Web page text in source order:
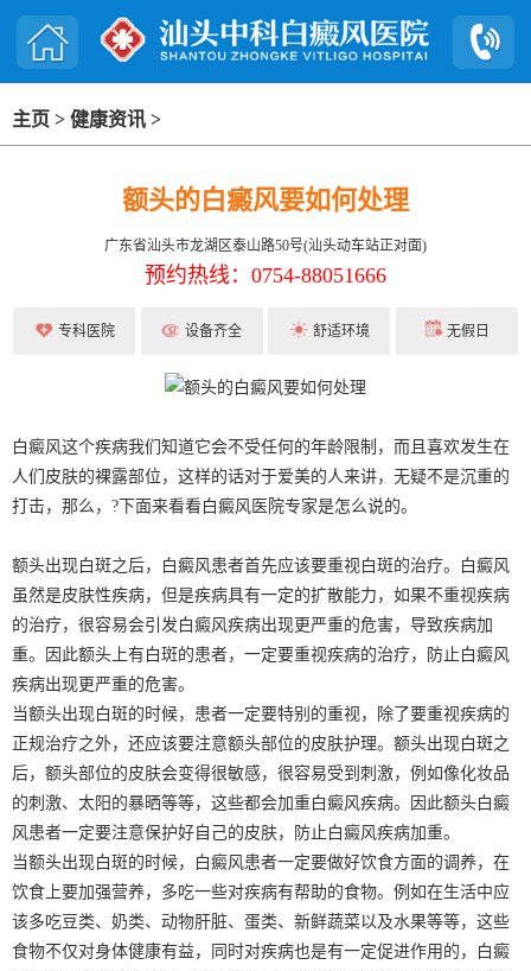
主页 > 健康资讯 >
额头的白癜风要如何处理
广东省汕头市龙湖区泰山路50号(汕头动车站正对面)
预约热线：0754-88051666
专科医院 设备齐全 舒适环境 无假日
白癜风这个疾病我们知道它会不受任何的年龄限制，而且喜欢发生在
人们皮肤的裸露部位，这样的话对于爱美的人来讲，无疑不是沉重的
打击，那么，?下面来看看白癜风医院专家是怎么说的。
额头出现白斑之后，白癜风患者首先应该要重视白斑的治疗。白癜风
虽然是皮肤性疾病，但是疾病具有一定的扩散能力，如果不重视疾病
的治疗，很容易会引发白癜风疾病出现更严重的危害，导致疾病加
重。因此额头上有白斑的患者，一定要重视疾病的治疗，防止白癜风
疾病出现更严重的危害。
当额头出现白斑的时候，患者一定要特别的重视，除了要重视疾病的
正规治疗之外，还应该要注意额头部位的皮肤护理。额头出现白斑之
后，额头部位的皮肤会变得很敏感，很容易受到刺激，例如像化妆品
的刺激、太阳的暴晒等等，这些都会加重白癜风疾病。因此额头白癜
风患者一定要注意保护好自己的皮肤，防止白癜风疾病加重。
当额头出现白斑的时候，白癜风患者一定要做好饮食方面的调养，在
饮食上要加强营养，多吃一些对疾病有帮助的食物。例如在生活中应
该多吃豆类、奶类、动物肝脏、蛋类、新鲜蔬菜以及水果等等，这些
食物不仅对身体健康有益，同时对疾病也是有一定促进作用的，白癜